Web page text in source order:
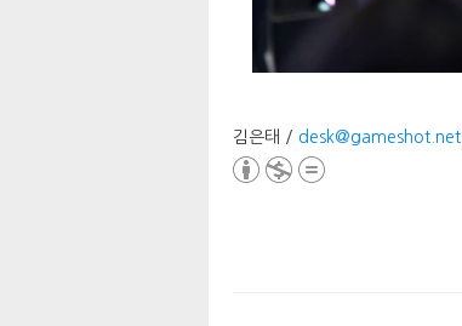
김은태 / desk@gameshot.net